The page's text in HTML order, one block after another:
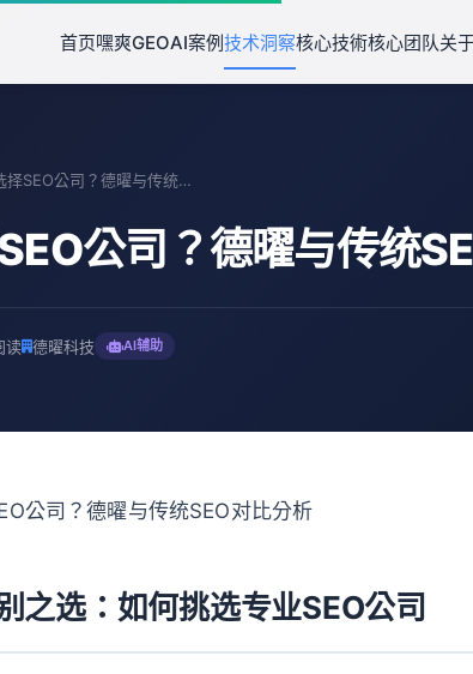
首页嘿爽GEOAI案例技术洞察核心技術核心团队关
如何选择SEO公司？德曜与传统SEO对比分析
公司？德曜与传统
读 德曜科技 AI辅助
公司？德曜与传统SEO对比分析
之选：如何挑选专业SEO公司